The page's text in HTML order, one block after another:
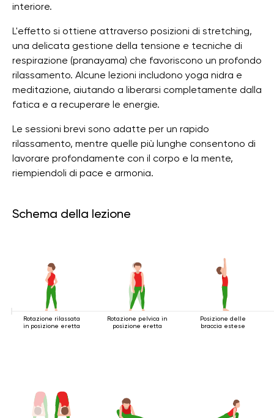
interiore.
L'effetto si ottiene attraverso posizioni di stretching,
una delicata gestione della tensione e tecniche di
respirazione (pranayama) che favoriscono un profondo
rilassamento. Alcune lezioni includono yoga nidra e
meditazione, aiutando a liberarsi completamente dalla
fatica e a recuperare le energie.
Le sessioni brevi sono adatte per un rapido
rilassamento, mentre quelle più lunghe consentono di
lavorare profondamente con il corpo e la mente,
riempiendoli di pace e armonia.
Schema della lezione
Rotazione rilassata
in posizione eretta
Rotazione pelvica in
posizione eretta
Posizione delle
braccia estese